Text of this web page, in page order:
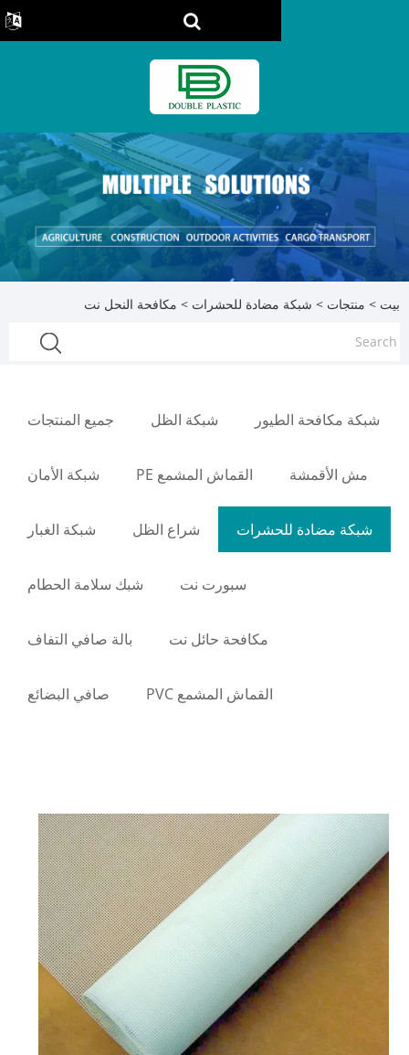
للحشرات> مكافحة النحل نت
جميع المنتجات شبكة الظل
شبكة الأمان القماش المشمع PE
شبكة الغبار شراع الظل
شبك سلامة الحطام
بالة صافي التفاف
صافي البضائع